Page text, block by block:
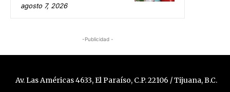
agosto 7, 2026
-Publicidad -
Av. Las Américas 4633, El Paraíso, C.P. 22106 / Tijuana, B.C.